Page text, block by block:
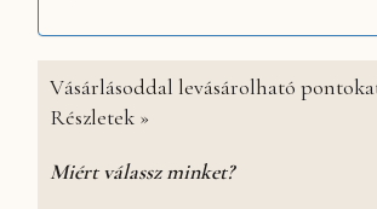
Vásárlásoddal levásárolható
Részletek »
Miért válassz minket?